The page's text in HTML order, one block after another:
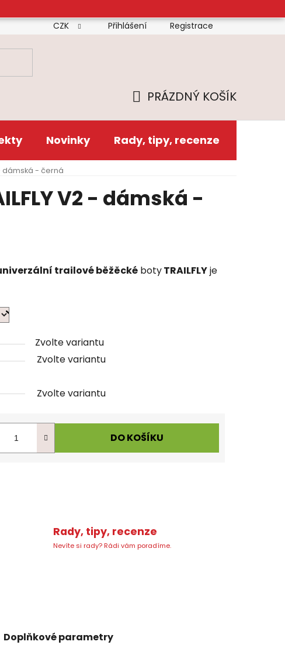
Doprava Platba Reklamační řád
CZK Přihlášení Registrace
KOŠÍK
PRÁZDNÝ KOŠÍK
Novinky Rady, tipy, recenze
- dámská - černá
V2 - dámská -
trailové běžěcké botyTRAILFLYje
Zvolte variantu
Zvolte variantu
Zvolte variantu
DO KOŠÍKU
Rady, tipy, recenze
Nevíte si rady? Rádi vám poradíme.
Doplňkové parametry